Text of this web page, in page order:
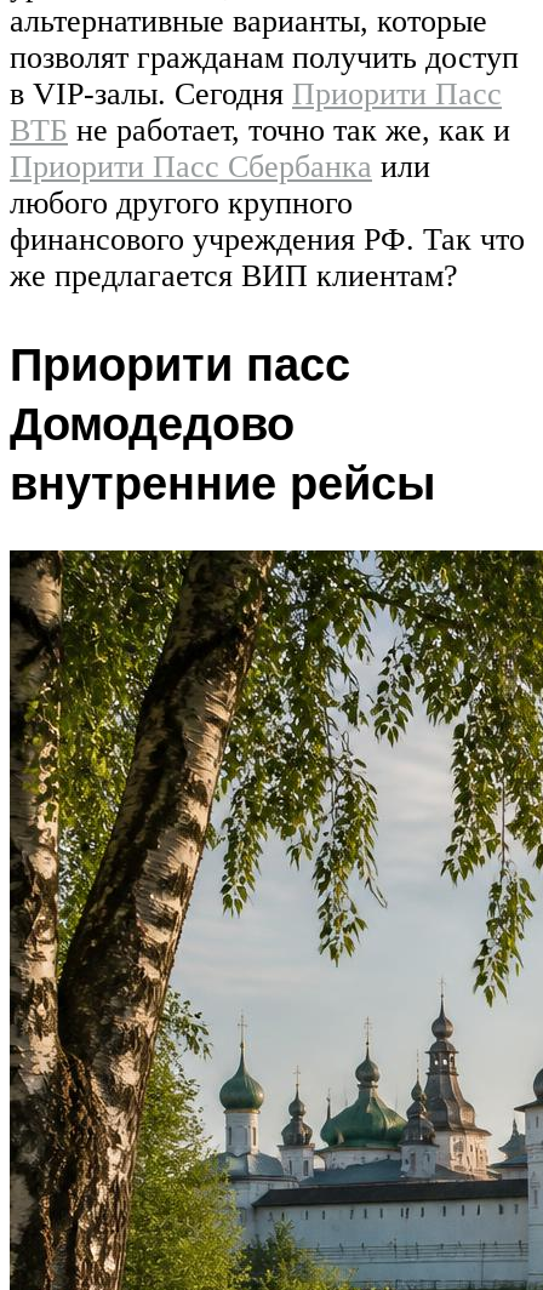
альтернативные варианты, которые
позволят гражданам получить доступ
в VIP-залы. Сегодня Приорити Пасс
ВТБ не работает, точно так же, как и
Приорити Пасс Сбербанка или
любого другого крупного
финансового учреждения РФ. Так что
же предлагается ВИП клиентам?
Приорити пасс
Домодедово
внутренние рейсы